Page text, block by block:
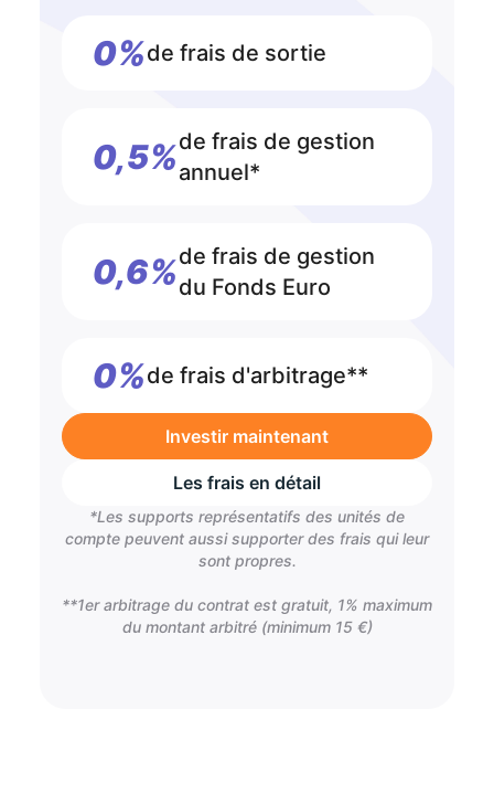
0%de frais de sortie
0,5%de frais de gestion
annuel*
0,6%de frais de gestion
du Fonds Euro
0%de frais d'arbitrage**
Investir maintenant
Les frais en détail
*Les supports représentatifs des unités de
compte peuvent aussi supporter des frais qui leur
sont propres.
**1er arbitrage du contrat est gratuit, 1% maximum
du montant arbitré (minimum 15 €)